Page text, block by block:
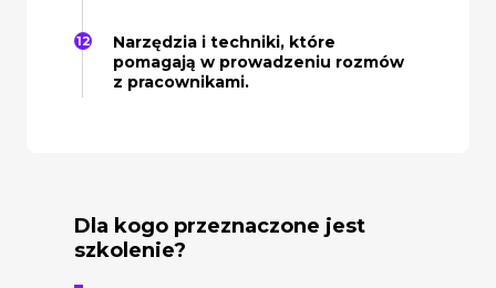
Narzędzia i techniki, które
pomagają w prowadzeniu rozmów
z pracownikami.
Dla kogo przeznaczone jest
szkolenie?